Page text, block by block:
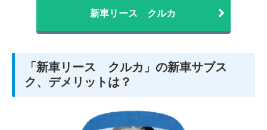
新車リース クルカ
「新車リース クルカ」の新車サブス
ク、デメリットは？